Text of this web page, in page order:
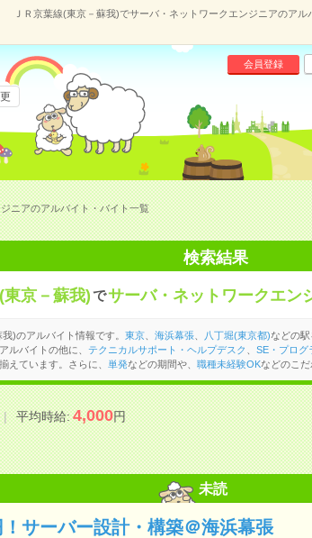
ＪＲ京葉線(東京－蘇我)でサーバ・ネットワークエンジニアのア
会員登録
ニアのアルバイト・バイト一覧
検索結果
東京－蘇我)でサーバ・ネットワークエン
)のアルバイト情報です。 東京、 海浜幕張、 八丁堀(東京都)などの
ルバイトの他に、 テクニカルサポート・ヘルプデスク SE・プログ
えています。さらに、 単発などの期間や、 職種未経験OKなどのこだ
平均時給:4,000円
未読
サーバー設計・構築＠海浜幕張